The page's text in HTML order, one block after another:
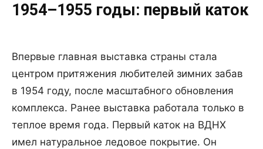
1954–1955 годы: первый каток
Впервые главная выставка страны стала
центром притяжения любителей зимних забав
в 1954 году, после масштабного обновления
комплекса. Ранее выставка работала только в
теплое время года. Первый каток на ВДНХ
имел натуральное ледовое покрытие. Он